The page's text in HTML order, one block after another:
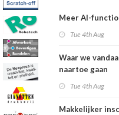
Meer AI-
Tue 4th Aug
Waar we
naartoe gaan
Tue 4th Aug
Makkelijker